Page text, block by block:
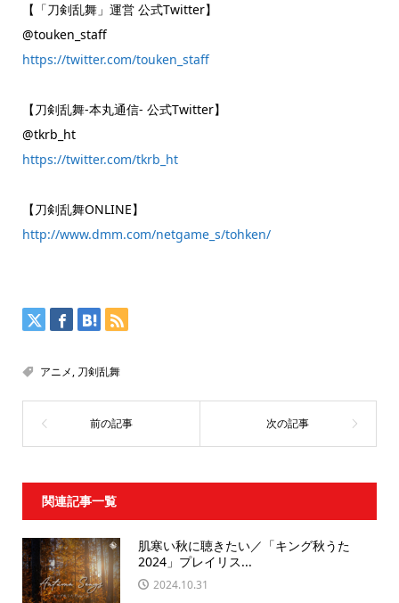
【「刀剣乱舞」運営 公式Twitter】
@touken_staff
https://twitter.com/touken_staff
【刀剣乱舞-本丸通信- 公式Twitter】
@tkrb_ht
https://twitter.com/tkrb_ht
【刀剣乱舞ONLINE】
http://www.dmm.com/netgame_s/tohken/
アニメ, 刀剣乱舞
関連記事一覧
肌寒い秋に聴きたい／「キング秋うた
2024」プレイリス...
2024.10.31